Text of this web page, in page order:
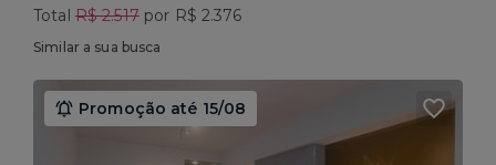
Total R$ 2.517por R$ 2.376
Similar a sua busca
Promoção até 15/08